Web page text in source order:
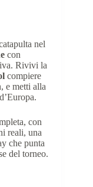
nel
con
Rivivi la
compiere
e metti alla
con
reali, una
che punta
del torneo.